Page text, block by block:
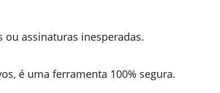
assinaturas inesperadas.
é uma ferramenta 100% segura.